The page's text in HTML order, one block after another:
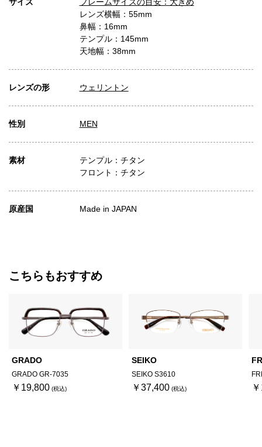
レンズ横幅：55mm
鼻幅：16mm
テンプル：145mm
天地幅：38mm
レンズの形 ウェリントン
性別 MEN
素材
テンプル：チタン
フロント：チタン
原産国 Made in JAPAN
こちらもおすすめ
GRADO
GRADO GR-7035
￥19,800
SEIKO
SEIKO S3610
￥37,400